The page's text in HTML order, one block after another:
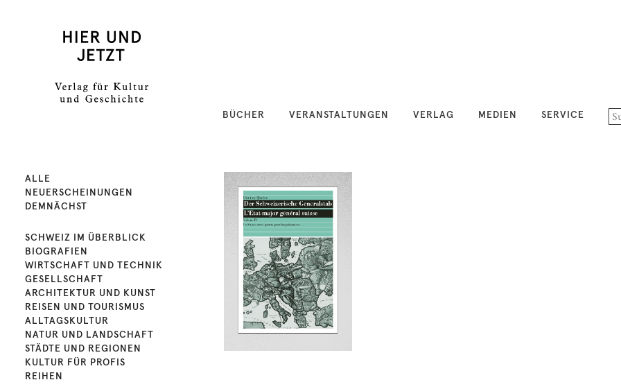
BÜCHER VERANSTALTUNGEN VERLAG MEDIEN SERVICE
ALLE
NEUERSCHEINUNGEN
DEMNÄCHST
SCHWEIZ IM ÜBERBLICK
BIOGRAFIEN
WIRTSCHAFT UND TECHNIK
GESELLSCHAFT
ARCHITEKTUR UND KUNST
REISEN UND TOURISMUS
ALLTAGSKULTUR
NATUR UND LANDSCHAFT
STÄDTE UND REGIONEN
KULTUR FÜR PROFIS
REIHEN